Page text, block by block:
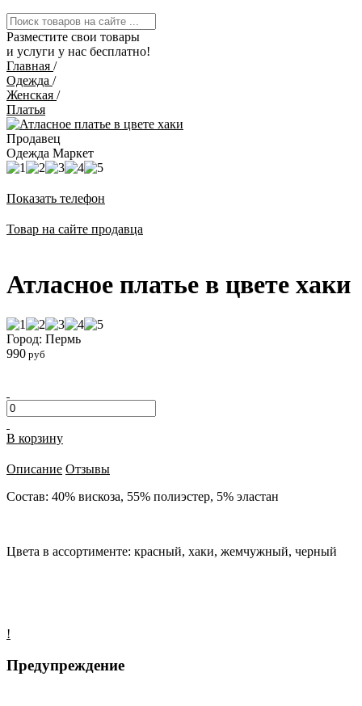
Разместите свои товары
и услуги у нас бесплатно!
Главная /
Одежда /
Женская /
Платья
Продавец
Одежда Маркет
Показать телефон
Товар на сайте продавца
Атласное платье в цвете хаки
Город: Пермь
990 руб
В корзину
Описание Отзывы
Состав: 40% вискоза, 55% полиэстер, 5% эластан
Цвета в ассортименте: красный, хаки, жемчужный, черный
!
Предупреждение